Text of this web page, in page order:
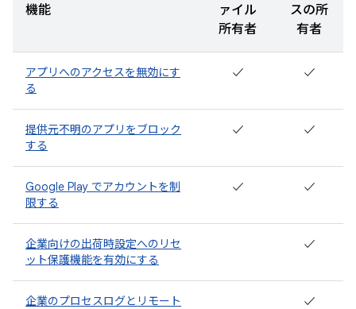
機能
ァイル
所有者
スの所
有者
アプリへのアクセスを無効にす
る
✓ ✓
提供元不明のアプリをブロック
する
✓ ✓
Google Play でアカウントを制
限する
✓ ✓
企業向けの出荷時設定へのリセ
ット保護機能を有効にする
✓
企業のプロセスログとリモート
✓